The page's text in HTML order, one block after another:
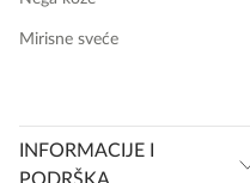
Mirisne sveće
INFORMACIJE I
PODRŠKA